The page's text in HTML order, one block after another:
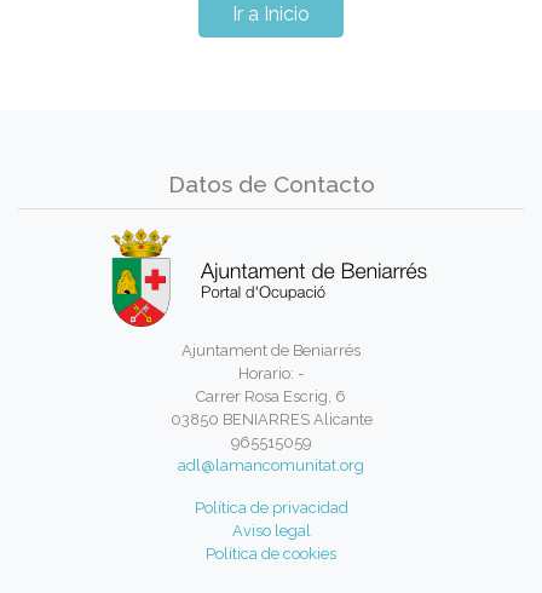
Ir a Inicio
Datos de Contacto
Ajuntament de Beniarrés
Horario: -
Carrer Rosa Escrig, 6
03850 BENIARRES Alicante
965515059
adl@lamancomunitat.org
Política de privacidad
Aviso legal
Política de cookies